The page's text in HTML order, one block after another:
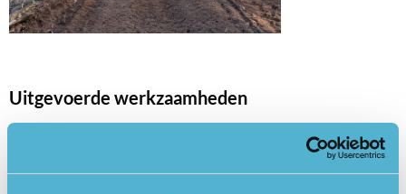
Uitgevoerde werkzaamheden
Afgelopen periode is langs alle ruiterpaden rond de
Amerongse Berg (Veenendaal, Amerongen, Elst & Rhenen)
gesnoeid.Dit is ruim 35 km. Daar waar over- en laaghangende